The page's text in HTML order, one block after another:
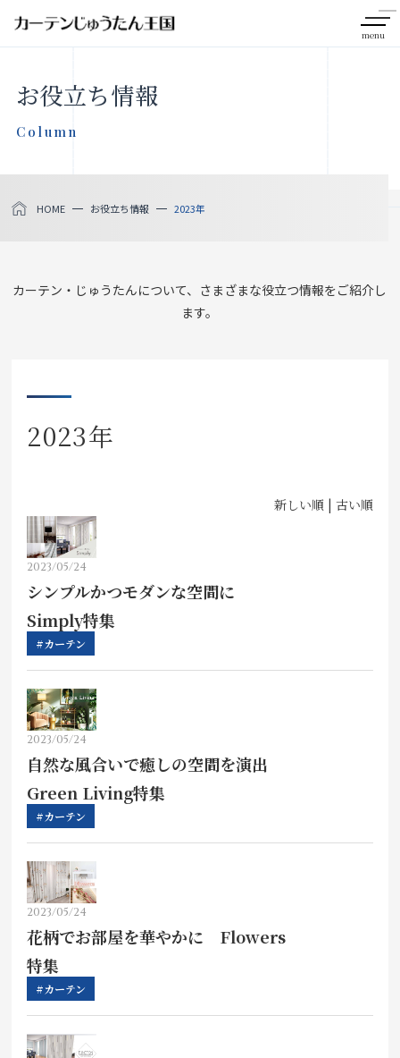
menu
会社案内
お知らせ
店舗をさがす
お客様の声
お役立ち情報
FAQ
お問い合わせ
お気に入りリスト
お見積り来店予約はこちら
法人のお客様へ
お役立ち情報
Column
HOME お役立ち情報 2023年
カーテン・じゅうたんについて、さまざまな役立つ情報をご紹介し
ます。
2023年
新しい順 | 古い順
2023/05/24
シンプルかつモダンな空間に
Simply特集
#カーテン
2023/05/24
自然な風合いで癒しの空間を演出
Green Living特集
#カーテン
2023/05/24
花柄でお部屋を華やかに Flowers
特集
#カーテン